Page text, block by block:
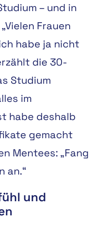
– und in
Frauen
habe ja nicht
die 30-
Studium
im
habe deshalb
gemacht
Mentees: „Fang
an.“
und